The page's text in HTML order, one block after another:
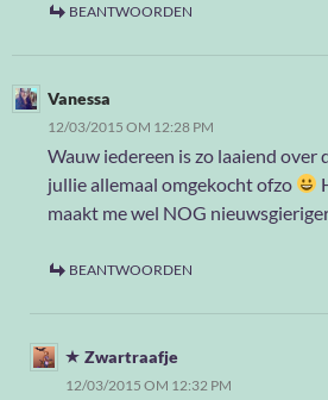
BEANTWOORDEN
Vanessa
12/03/2015 OM 12:28 PM
Wauw iedereen is zo laaiend over
jullie allemaal omgekocht ofzo
maakt me wel NOG
BEANTWOORDEN
Zwartraafje
12/03/2015 OM 12:32 PM